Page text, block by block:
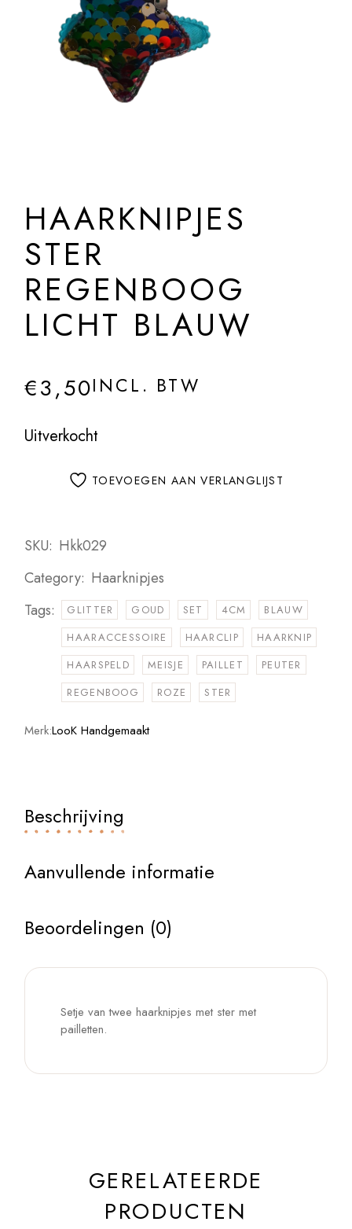
HAARKNIPJES
STER
REGENBOOG
LICHT BLAUW
€3,50INCL. BTW
Uitverkocht
TOEVOEGEN AAN VERLANGLIJST
SKU: Hkk029
Category: Haarknipjes
Tags:
GLITTER GOUD SET 4CM
BLAUW
HAARACCESSOIRE
HAARCLIP
HAARKNIP
HAARSPELD
MEISJE PAILLET
PEUTER
REGENBOOG
ROZE STER
Merk:LooK Handgemaakt
Beschrijving
Aanvullende informatie
Beoordelingen (0)
Setje van twee haarknipjes met ster met
pailletten.
GERELATEERDE
PRODUCTEN